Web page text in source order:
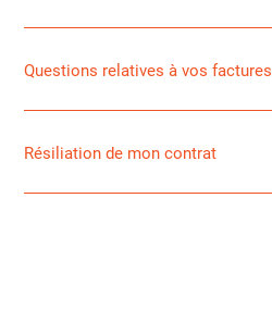
Questions relatives à vos factures
Résiliation de mon contrat